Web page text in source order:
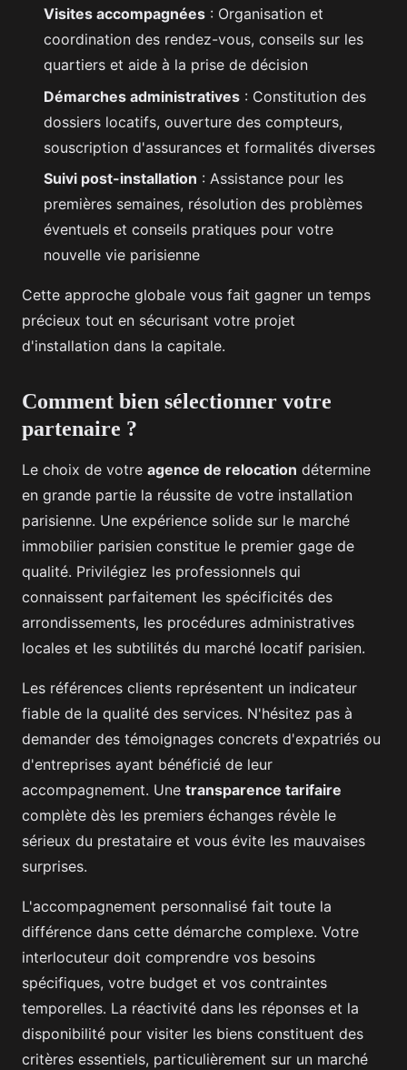
Visites accompagnées : Organisation et
coordination des rendez-vous, conseils sur les
quartiers et aide à la prise de décision
Démarches administratives : Constitution des
dossiers locatifs, ouverture des compteurs,
souscription d'assurances et formalités diverses
Suivi post-installation : Assistance pour les
premières semaines, résolution des problèmes
éventuels et conseils pratiques pour votre
nouvelle vie parisienne
Cette approche globale vous fait gagner un temps
précieux tout en sécurisant votre projet
d'installation dans la capitale.
Comment bien sélectionner votre
partenaire ?
Le choix de votre agence de relocation détermine
en grande partie la réussite de votre installation
parisienne. Une expérience solide sur le marché
immobilier parisien constitue le premier gage de
qualité. Privilégiez les professionnels qui
connaissent parfaitement les spécificités des
arrondissements, les procédures administratives
locales et les subtilités du marché locatif parisien.
Les références clients représentent un indicateur
fiable de la qualité des services. N'hésitez pas à
demander des témoignages concrets d'expatriés ou
d'entreprises ayant bénéficié de leur
accompagnement. Une transparence tarifaire
complète dès les premiers échanges révèle le
sérieux du prestataire et vous évite les mauvaises
surprises.
L'accompagnement personnalisé fait toute la
différence dans cette démarche complexe. Votre
interlocuteur doit comprendre vos besoins
spécifiques, votre budget et vos contraintes
temporelles. La réactivité dans les réponses et la
disponibilité pour visiter les biens constituent des
critères essentiels, particulièrement sur un marché